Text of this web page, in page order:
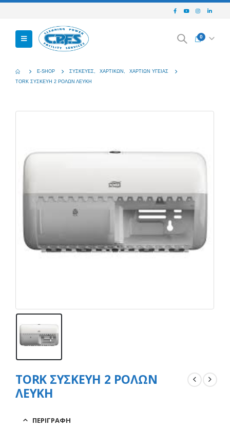
0
E-SHOP ΣΥΣΚΕΥΈΣ ΧΑΡΤΙΚΏΝ
ΧΑΡΤΙΏΝ ΥΓΕΊΑΣ
TORK ΣΥΣΚΕΥΗ 2 ΡΟΛΩΝ ΛΕΥΚΗ
TORK ΣΥΣΚΕΥΗ 2 ΡΟΛΩΝ
ΛΕΥΚΗ
ΠΕΡΙΓΡΑΦΉ